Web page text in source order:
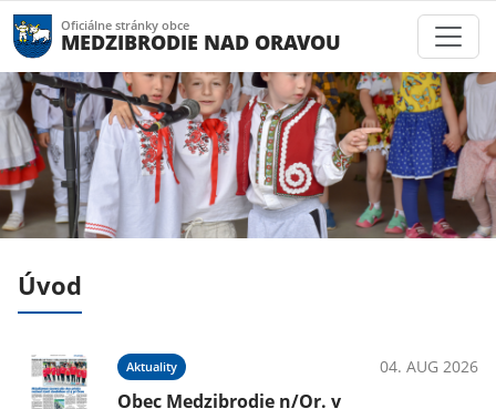
Oficiálne stránky obce
MEDZIBRODIE NAD ORAVOU
Úvod
Aktuality 04. AUG 2026
Obec Medzibrodie n/Or. v